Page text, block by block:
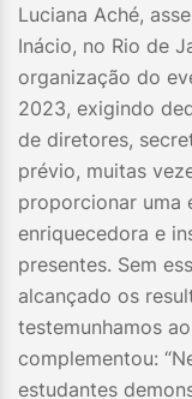
Luciana Aché,
Inácio, no Rio de
organização do
2023, exigindo
de diretores,
prévio, muitas
proporcionar uma
enriquecedora e
presentes. Sem
alcançado os
testemunhamos
complementou:
estudantes